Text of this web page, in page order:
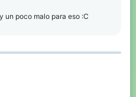
un poco malo para eso :C